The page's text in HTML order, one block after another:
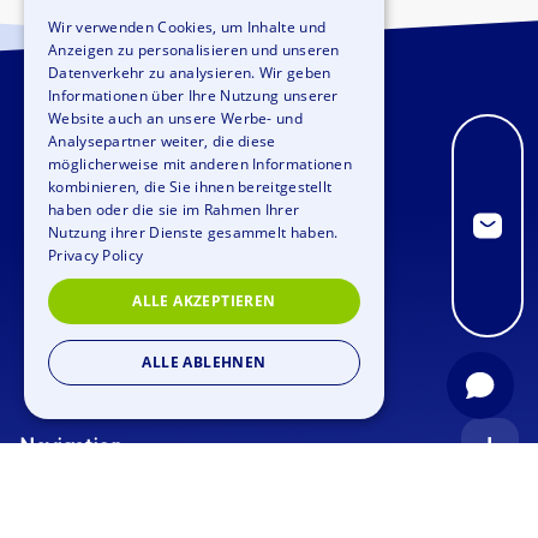
Navigation
GERMAN
SPANISH
ITALIAN
DUTCH
Wir verwenden Cookies, um Inhalte und
Anzeigen zu personalisieren und unseren
Datenverkehr zu analysieren. Wir geben
Informationen über Ihre Nutzung unserer
Website auch an unsere Werbe- und
Analysepartner weiter, die diese
möglicherweise mit anderen Informationen
kombinieren, die Sie ihnen bereitgestellt
haben oder die sie im Rahmen Ihrer
Nutzung ihrer Dienste gesammelt haben.
Privacy Policy
ALLE AKZEPTIEREN
ALLE ABLEHNEN